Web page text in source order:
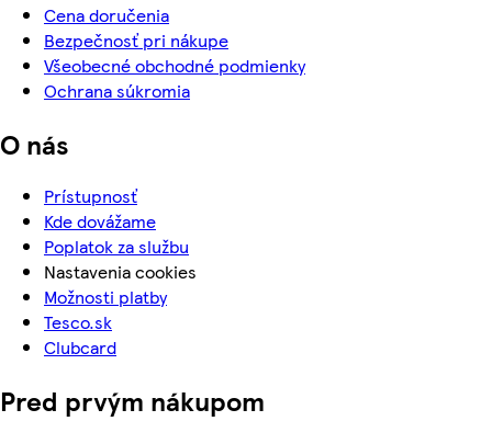
Cena doručenia
Bezpečnosť pri nákupe
Všeobecné obchodné podmienky
Ochrana súkromia
O nás
Prístupnosť
Kde dovážame
Poplatok za službu
Nastavenia cookies
Možnosti platby
Tesco.sk
Clubcard
Pred prvým nákupom